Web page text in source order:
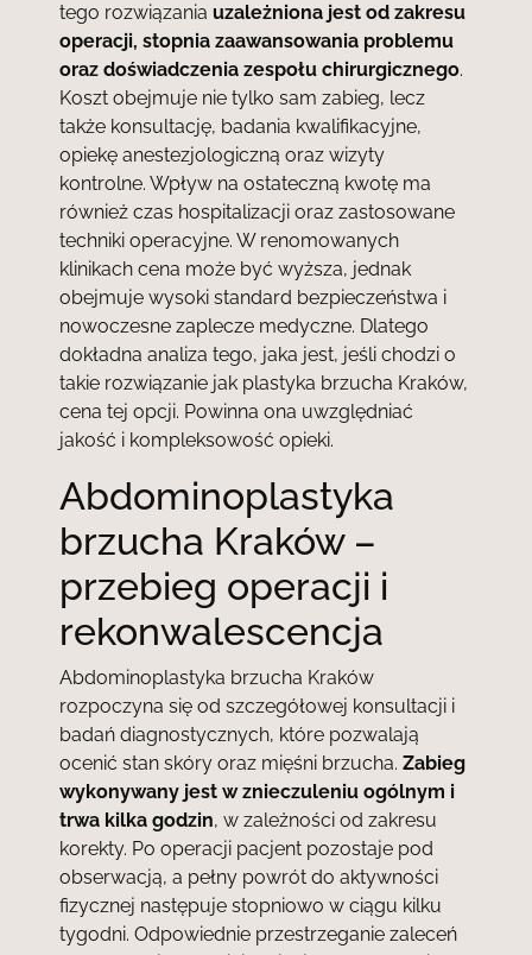
tego rozwiązania uzależniona jest od zakresu
operacji, stopnia zaawansowania problemu
oraz doświadczenia zespołu chirurgicznego.
Koszt obejmuje nie tylko sam zabieg, lecz
także konsultację, badania kwalifikacyjne,
opiekę anestezjologiczną oraz wizyty
kontrolne. Wpływ na ostateczną kwotę ma
również czas hospitalizacji oraz zastosowane
techniki operacyjne. W renomowanych
klinikach cena może być wyższa, jednak
obejmuje wysoki standard bezpieczeństwa i
nowoczesne zaplecze medyczne. Dlatego
dokładna analiza tego, jaka jest, jeśli chodzi o
takie rozwiązanie jak plastyka brzucha Kraków,
cena tej opcji. Powinna ona uwzględniać
jakość i kompleksowość opieki.
Abdominoplastyka
brzucha Kraków –
przebieg operacji i
rekonwalescencja
Abdominoplastyka brzucha Kraków
rozpoczyna się od szczegółowej konsultacji i
badań diagnostycznych, które pozwalają
ocenić stan skóry oraz mięśni brzucha. Zabieg
wykonywany jest w znieczuleniu ogólnym i
trwa kilka godzin, w zależności od zakresu
korekty. Po operacji pacjent pozostaje pod
obserwacją, a pełny powrót do aktywności
fizycznej następuje stopniowo w ciągu kilku
tygodni. Odpowiednie przestrzeganie zaleceń